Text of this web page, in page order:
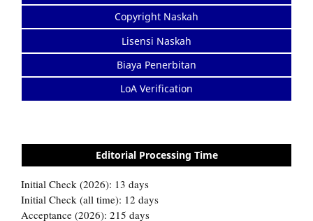
Copyright Naskah
Lisensi Naskah
Biaya Penerbitan
LoA Verification
Editorial Processing Time